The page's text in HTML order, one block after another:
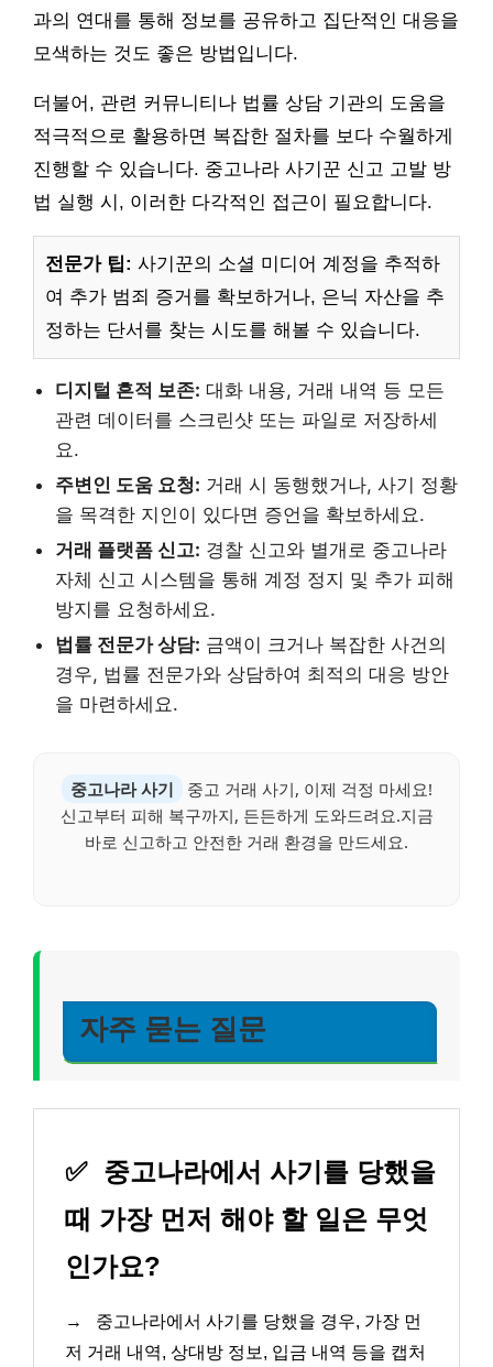
과의 연대를 통해 정보를 공유하고 집단적인 대응을
모색하는 것도 좋은 방법입니다.
더불어, 관련 커뮤니티나 법률 상담 기관의 도움을
적극적으로 활용하면 복잡한 절차를 보다 수월하게
진행할 수 있습니다. 중고나라 사기꾼 신고 고발 방
법 실행 시, 이러한 다각적인 접근이 필요합니다.
전문가 팁: 사기꾼의 소셜 미디어 계정을 추적하
여 추가 범죄 증거를 확보하거나, 은닉 자산을 추
정하는 단서를 찾는 시도를 해볼 수 있습니다.
디지털 흔적 보존: 대화 내용, 거래 내역 등 모든
관련 데이터를 스크린샷 또는 파일로 저장하세
요.
주변인 도움 요청: 거래 시 동행했거나, 사기 정황
을 목격한 지인이 있다면 증언을 확보하세요.
거래 플랫폼 신고: 경찰 신고와 별개로 중고나라
자체 신고 시스템을 통해 계정 정지 및 추가 피해
방지를 요청하세요.
법률 전문가 상담: 금액이 크거나 복잡한 사건의
경우, 법률 전문가와 상담하여 최적의 대응 방안
을 마련하세요.
중고나라 사기
중고 거래 사기, 이제 걱정 마세요!
신고부터 피해 복구까지, 든든하게 도와드려요.지금
바로 신고하고 안전한 거래 환경을 만드세요.
자주 묻는 질문
✅ 중고나라에서 사기를 당했을
때 가장 먼저 해야 할 일은 무엇
인가요?
→
중고나라에서 사기를 당했을 경우, 가장 먼
저 거래 내역, 상대방 정보, 입금 내역 등을 캡처